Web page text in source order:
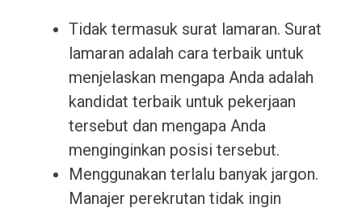
Tidak termasuk surat lamaran. Surat
lamaran adalah cara terbaik untuk
menjelaskan mengapa Anda adalah
kandidat terbaik untuk pekerjaan
tersebut dan mengapa Anda
menginginkan posisi tersebut.
Menggunakan terlalu banyak jargon.
Manajer perekrutan tidak ingin